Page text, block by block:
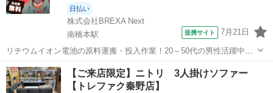
日払い
株式会社BREXA Next
南橋本駅
提携サイト 7月21日
リチウムイオン電池の原料運搬・投入作業！20～50代の男性活躍中★
ワンルーム寮完備！赴任旅費会社負担！年間休日130日★フォークリフ
ト免許お持ちの方、活躍中！就業先食堂利用可★《神奈川県相模原
市》 人気の工場のお仕事 ◇電...
神奈川 相模原市 南橋本駅 その他
【ご来店限定】ニトリ 3人掛けソファー
【トレファク秦野店】